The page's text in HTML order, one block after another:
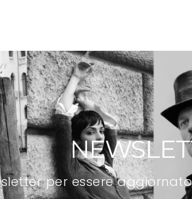
per essere